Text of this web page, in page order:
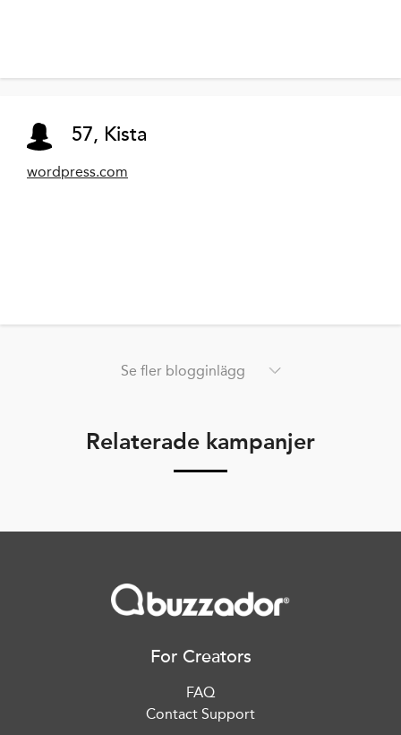
57, Kista
wordpress.com
Se fler blogginlägg
Relaterade kampanjer
For Creators
FAQ
Contact Support